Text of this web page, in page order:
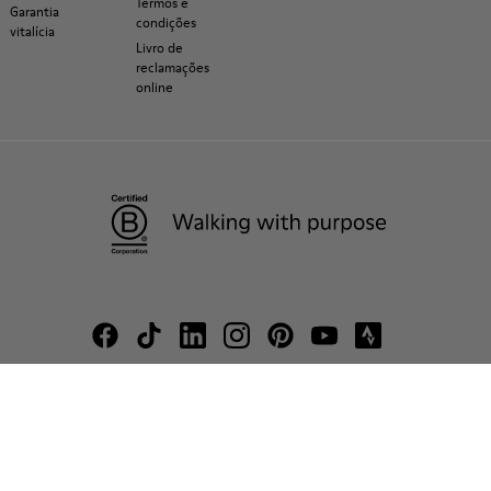
Garantia
vitalícia
condições
Livro de
reclamações
online